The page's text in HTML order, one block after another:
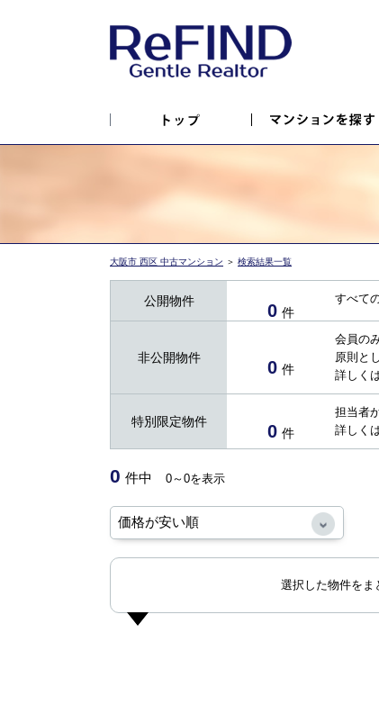
大阪市 西区 中古マンション ＞ 検索結果一覧
公開物件 0 件
すべて
非公開物件 0 件
会員の
原則と
詳しく
特別限定物件 0 件
担当者
詳しく
0 件中 0～0を表示
選択した物件をま